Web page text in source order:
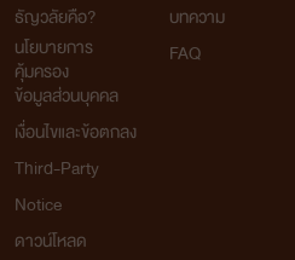
ธัญวลัยคือ?
นโยบายการ
คุ้มครอง
ข้อมูลส่วนบุคคล
เงื่อนไขและข้อตกลง
Third-Party
Notice
ดาวน์โหลด
บทความ
FAQ